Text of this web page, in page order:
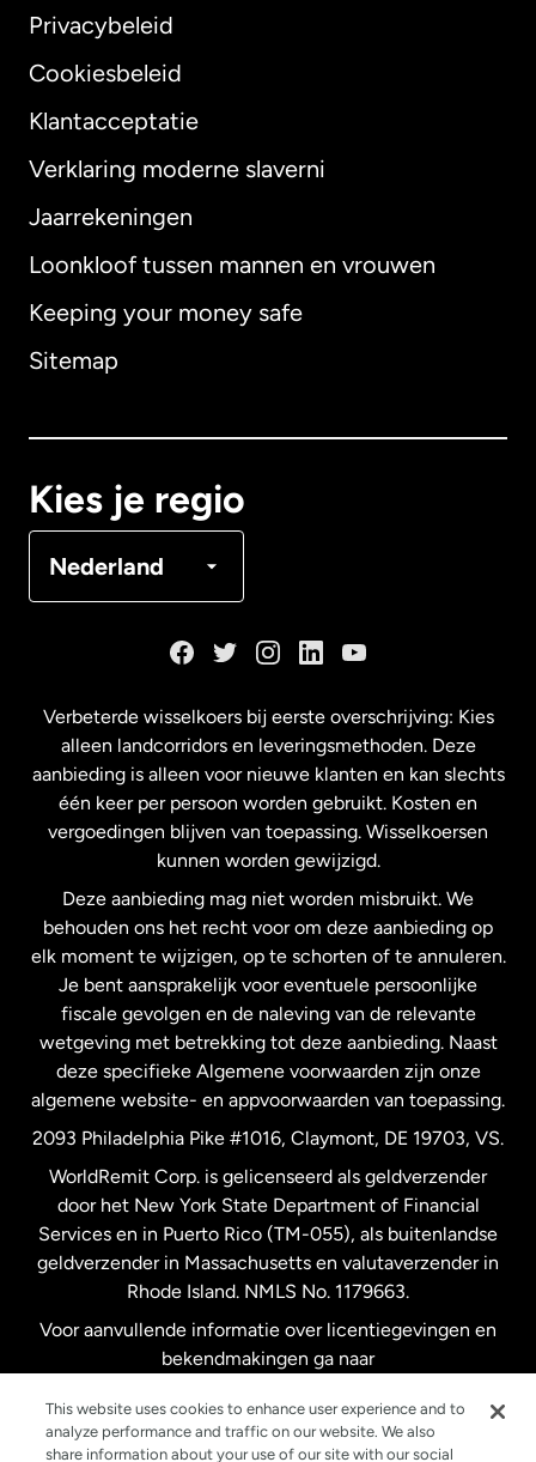
Privacybeleid
Cookiesbeleid
Klantacceptatie
Verklaring moderne slaverni
Jaarrekeningen
Loonkloof tussen mannen en vrouwen
Keeping your money safe
Sitemap
Kies je regio
Nederland
Internationaal English
Australië
Maleisië
Nederland
Nieuw-Zeeland
Spanje
Verenigd Koninkrijk
Verenigde Staten English
Verenigde Staten Español
Zweden
Verbeterde wisselkoers bij eerste overschrijving: Kies
alleen landcorridors en leveringsmethoden. Deze
aanbieding is alleen voor nieuwe klanten en kan slechts
één keer per persoon worden gebruikt. Kosten en
vergoedingen blijven van toepassing. Wisselkoersen
kunnen worden gewijzigd.
Deze aanbieding mag niet worden misbruikt. We
behouden ons het recht voor om deze aanbieding op
elk moment te wijzigen, op te schorten of te annuleren.
Je bent aansprakelijk voor eventuele persoonlijke
fiscale gevolgen en de naleving van de relevante
wetgeving met betrekking tot deze aanbieding. Naast
deze specifieke Algemene voorwaarden zijn onze
algemene website- en appvoorwaarden van toepassing.
2093 Philadelphia Pike #1016, Claymont, DE 19703, VS.
WorldRemit Corp. is gelicenseerd als geldverzender
door het New York State Department of Financial
Services en in Puerto Rico (TM-055), als buitenlandse
geldverzender in Massachusetts en valutaverzender in
Rhode Island. NMLS No. 1179663.
Voor aanvullende informatie over licentiegevingen en
bekendmakingen ga naar
This website uses cookies to enhance user experience and to
analyze performance and traffic on our website. We also
share information about your use of our site with our social